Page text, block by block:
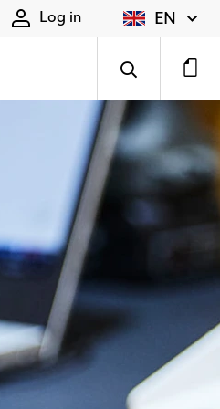
Log in EN